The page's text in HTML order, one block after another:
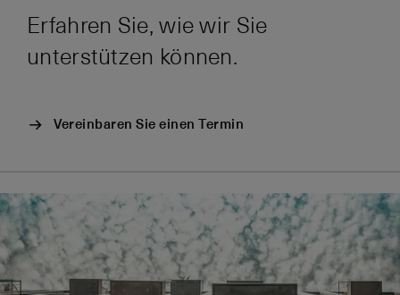
Erfahren Sie, wie wir Sie
unterstützen können.
Vereinbaren Sie einen Termin